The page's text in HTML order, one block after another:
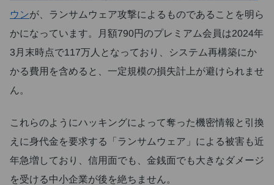
ウンが、ランサムウェア攻撃によるものであることを明ら
かになっています。月額790円のプレミアム会員は2024年
3月末時点で117万人となっており、システム再構築にか
かる費用を含めると、一定規模の損失計上が避けられませ
ん。
これらのようにハッキングによって奪った機密情報と引換
えに身代金を要求する「ランサムウェア」による被害も近
年急増しており、信用面でも、金銭面でも大きなダメージ
を受ける中小企業が後を絶ちません。